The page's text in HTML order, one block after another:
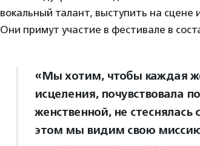
вокальный талант, выступить на
Они примут участие в фестивале в
«Мы хотим, чтобы каждая
исцеления, почувствовала
женственной, не стеснялась
этом мы видим свою миссию